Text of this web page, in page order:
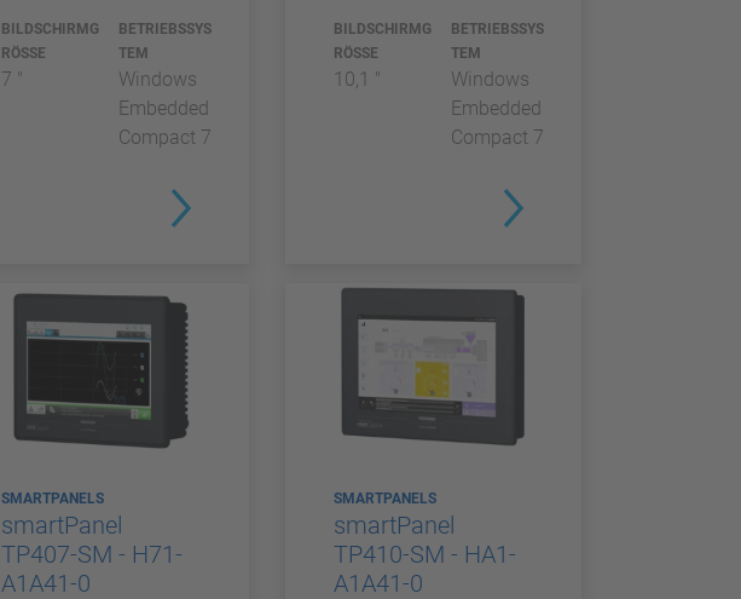
BILDSCHIRMG
RÖSSE
7 "
BETRIEBSSYS
TEM
Windows
Embedded
Compact 7
BILDSCHIRMG
RÖSSE
10,1 "
BETRIEBSSYS
TEM
Windows
Embedded
Compact 7
SMARTPANELS
smartPanel
TP407-SM - H71-
A1A41-0
SMARTPANELS
smartPanel
TP410-SM - HA1-
A1A41-0